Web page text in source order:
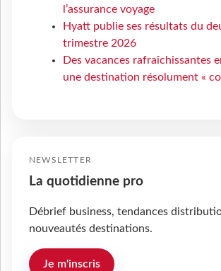
l’assurance voyage
Hyatt publie ses résultats du
trimestre 2026
Des vacances rafraîchissantes
une destination résolument «
NEWSLETTER
La quotidienne pro
Débrief business, tendances
nouveautés destinations.
Je m'inscris